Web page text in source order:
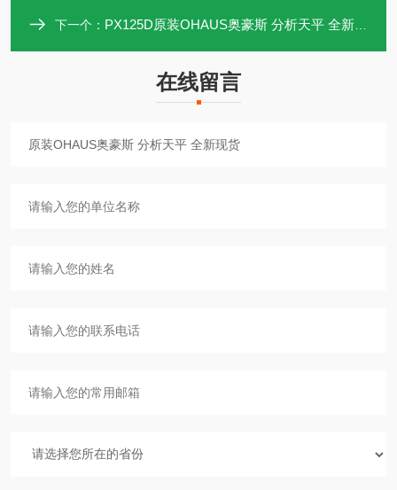
下一个： PX125D原装OHAUS奥豪斯 分析天平 全新现货
在线留言